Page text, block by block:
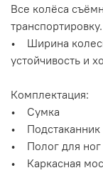
Все колёса
транспортировку.
• Ширина
устойчивость и
Комплектация:
• Сумка
• Подстаканник
• Полог для ног
• Каркасная